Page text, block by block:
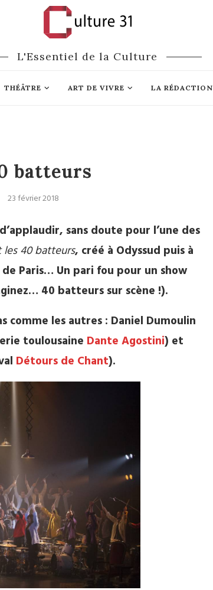
L'Essentiel de la Culture
THÉÂTRE ART DE VIVRE LA RÉDACTION
batteurs
23 février 2018
sans doute pour l’une des
les 40 batteurs, créé à Odyssud puis à
de Paris… Un pari fou pour un show
40 batteurs sur scène !).
comme les autres : Daniel Dumoulin
toulousaine Dante Agostini) et
Détours de Chant).